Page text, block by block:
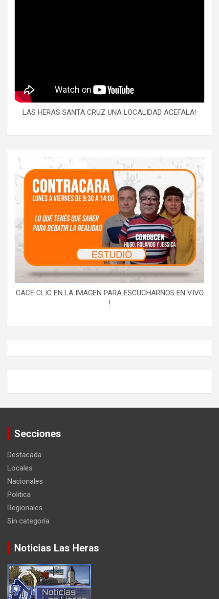
LAS HERAS SANTA CRUZ UNA LOCALIDAD ACEFALA!
CACE CLIC EN LA IMAGEN PARA ESCUCHARNOS EN VIVO
!
Secciones
Destacada
Locales
Nacionales
Politica
Regionales
Sin categoría
Noticias Las Heras